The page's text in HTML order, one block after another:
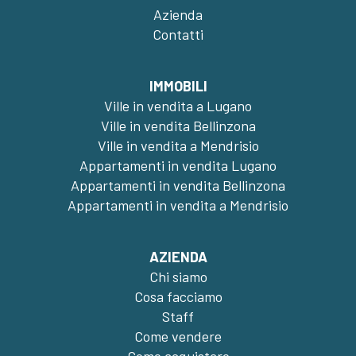
Azienda
Contatti
IMMOBILI
Ville in vendita a Lugano
Ville in vendita Bellinzona
Ville in vendita a Mendrisio
Appartamenti in vendita Lugano
Appartamenti in vendita Bellinzona
Appartamenti in vendita a Mendrisio
AZIENDA
Chi siamo
Cosa facciamo
Staff
Come vendere